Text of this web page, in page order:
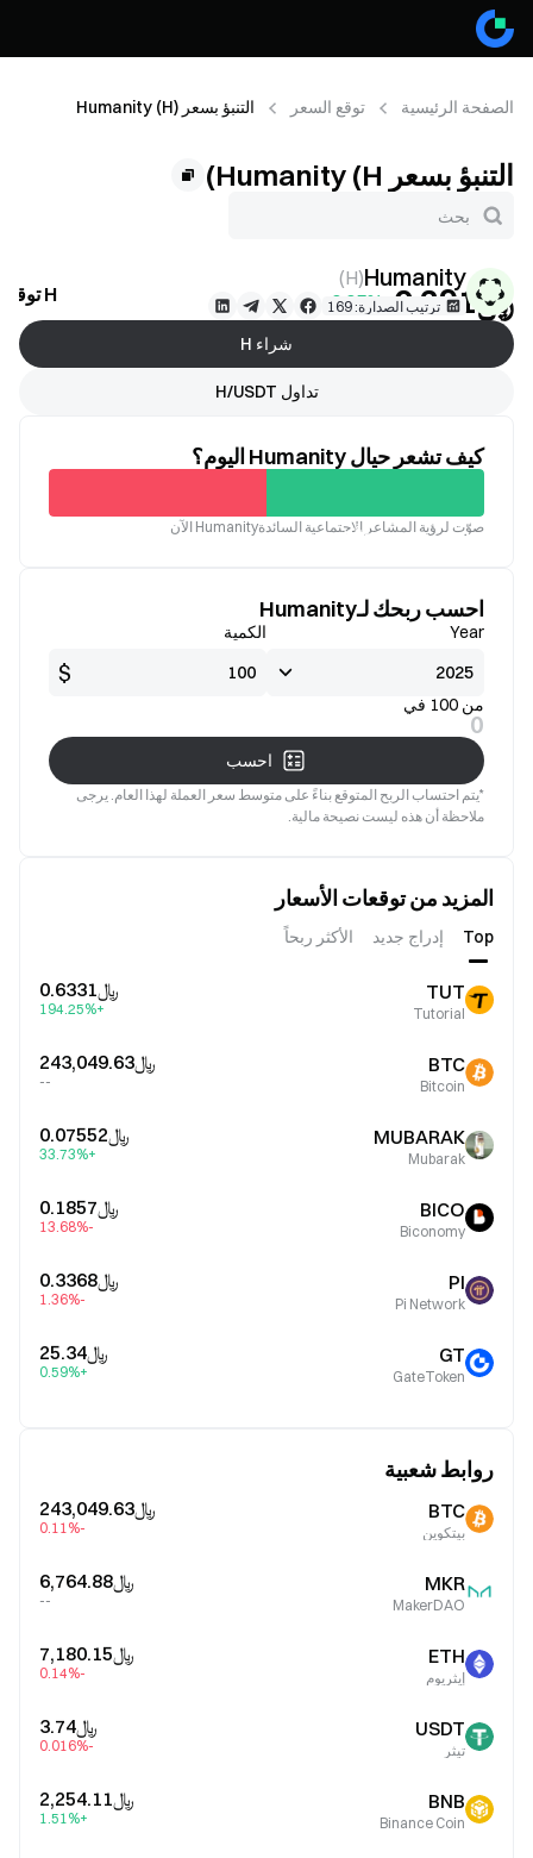
الصفحة الرئيسية توقع السعر التنبؤ بسعر Humanity (H)
التنبؤ بسعر Humanity (H)
Humanity
(
H
)
ترتيب الصدارة: 169 H توقع السعر ﷼‎0.291 +0.05%
شراء H
تداول H/USDT
كيف تشعر حيال Humanity اليوم؟
جيدة
غير
صوّت لرؤية المشاعر الاجتماعية السائدةHumanity الآن
احسب ربحك لـHumanity
Year الكمية
$
من 100 في
0
احسب
*يتم احتساب الربح المتوقع بناءً على متوسط سعر العملة لهذا العام. يرجى
ملاحظة أن هذه ليست نصيحة مالية.
المزيد من توقعات الأسعار
Top إدراج جديد الأكثر ربحاً
TUT
Tutorial
﷼‎0.6331
+194.25%
BTC
Bitcoin
﷼‎243,049.63
--
MUBARAK
Mubarak
﷼‎0.07552
+33.73%
BICO
Biconomy
﷼‎0.1857
-13.68%
PI
Pi Network
﷼‎0.3368
-1.36%
GT
GateToken
﷼‎25.34
+0.59%
روابط شعبية
BTC
بيتكوين
﷼‎243,049.63
-0.11%
MKR
MakerDAO
﷼‎6,764.88
--
ETH
إيثريوم
﷼‎7,180.15
-0.14%
USDT
تيثر
﷼‎3.74
-0.016%
BNB
Binance Coin
﷼‎2,254.11
+1.51%